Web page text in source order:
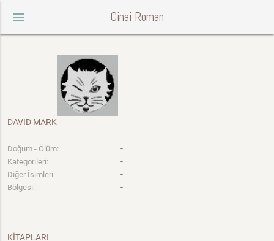
menu Cinai Roman
DAVID MARK
Doğum - Ölüm: -
Kategorileri: -
Diğer İsimleri: -
Bölgesi: -
KİTAPLARI